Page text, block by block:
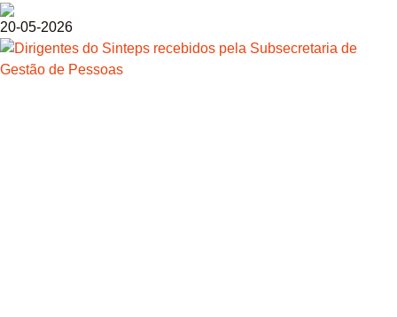
20-05-2026